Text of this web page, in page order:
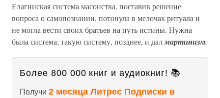
Елагинская система масонства, поставив решение
вопроса о самопознании, потонула в мелочах ритуала и
не могла вести своих братьев на путь истины. Нужна
была система; такую систему, позднее, и далмартинизм.
Более 800 000 книг и аудиокниг! 📚
Получи 2 месяца Литрес Подписки в